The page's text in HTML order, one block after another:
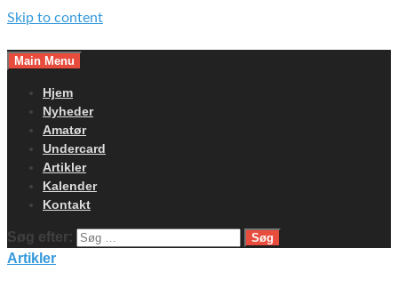
Skip to content
Main Menu
Hjem
Nyheder
Amatør
Undercard
Artikler
Kalender
Kontakt
Søg efter:
Artikler